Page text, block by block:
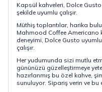
Kapsül kahveleri, Dolce
şekilde uyumlu çalışır.
Müthiş toplantılar, harika
Mahmood Coffee Americano
deneyimi, Dolce Gusto
çalışır.
Her yudumunda sizi mutlu
gününüzü güzelleştirmeye
hazırlanmış bu özel kahve,
sunuluyor. Sipariş verin ve